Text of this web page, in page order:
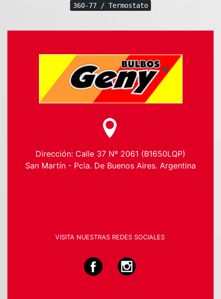
360-77 / Termostato
Dirección: Calle 37 Nº 2061 (B1650LQP)
San Martín - Pcia. De Buenos Aires. Argentina
VISITA NUESTRAS REDES SOCIALES